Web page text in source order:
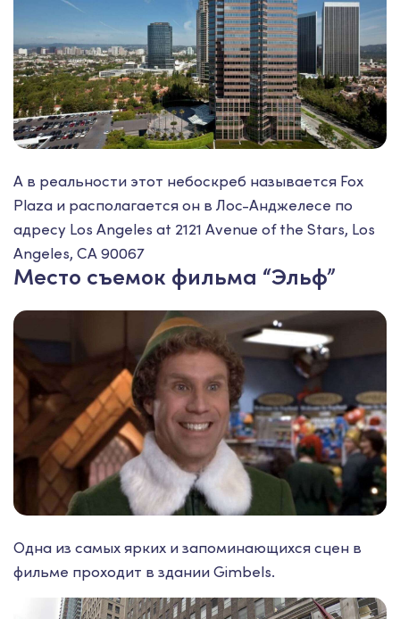
А в реальности этот небоскреб называется Fox
Plaza и располагается он в Лос-Анджелесе по
адресу Los Angeles at 2121 Avenue of the Stars, Los
Angeles, CA 90067
Место съемок фильма “Эльф”
Одна из самых ярких и запоминающихся сцен в
фильме проходит в здании Gimbels.